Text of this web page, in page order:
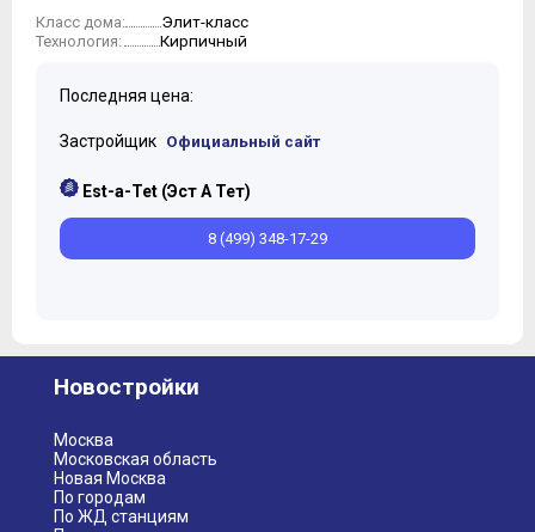
Класс дома: Элит-класс
Технология: Кирпичный
Последняя цена:
Застройщик Официальный сайт
Est-a-Tet (Эст А Тет)
8 (499) 348-17-29
Новостройки
Москва
Московская область
Новая Москва
По городам
По ЖД станциям